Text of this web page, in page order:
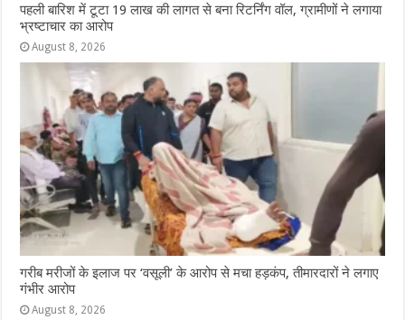
पहली बारिश में टूटा 19 लाख की लागत से बना रिटर्निंग वॉल, ग्रामीणों ने लगाया
भ्रष्टाचार का आरोप
August 8, 2026
गरीब मरीजों के इलाज पर ‘वसूली’ के आरोप से मचा हड़कंप, तीमारदारों ने लगाए
गंभीर आरोप
August 8, 2026